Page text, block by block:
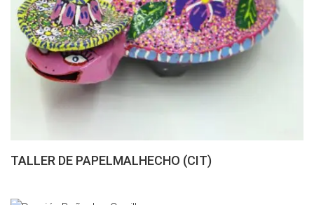
TALLER DE PAPELMALHECHO (CIT)